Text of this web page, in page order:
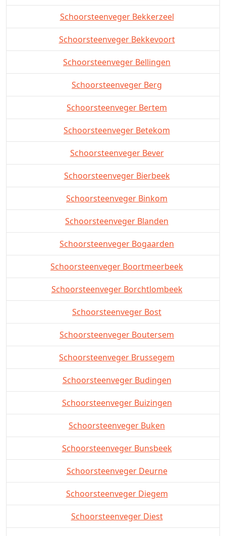
Schoorsteenveger Bekkerzeel
Schoorsteenveger Bekkevoort
Schoorsteenveger Bellingen
Schoorsteenveger Berg
Schoorsteenveger Bertem
Schoorsteenveger Betekom
Schoorsteenveger Bever
Schoorsteenveger Bierbeek
Schoorsteenveger Binkom
Schoorsteenveger Blanden
Schoorsteenveger Bogaarden
Schoorsteenveger Boortmeerbeek
Schoorsteenveger Borchtlombeek
Schoorsteenveger Bost
Schoorsteenveger Boutersem
Schoorsteenveger Brussegem
Schoorsteenveger Budingen
Schoorsteenveger Buizingen
Schoorsteenveger Buken
Schoorsteenveger Bunsbeek
Schoorsteenveger Deurne
Schoorsteenveger Diegem
Schoorsteenveger Diest